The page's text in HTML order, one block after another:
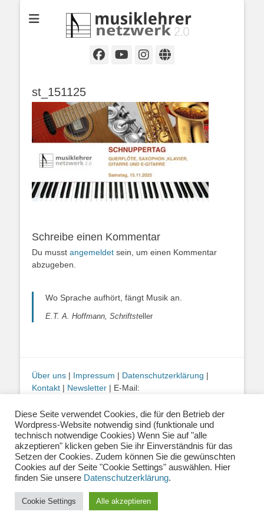
Selbständige Musikpädagoginnen und Musikpädagogen in
Wiesbaden
Facebook
YouTube
Instagram
Website
st_151125
Schreibe einen Kommentar
Du musst angemeldet sein, um einen Kommentar
abzugeben.
Wo Sprache aufhört, fängt Musik an.
E.T. A. Hoffmann, Schriftsteller
Über uns | Impressum | Datenschutzerklärung |
Kontakt | Newsletter | E-Mail:
Social Media:Mastodon|Instagram |Facebook -
Fotos auf dieser Website siehe Impressum
Copyright © 2026Musiklehrernetzwerk 2.0. Alle Rechte vorbehalten.
Catch Base vonCatch Themes
Diese Seite verwendet Cookies, die für den Betrieb der
Wordpress-Website notwendig sind (funktionale und
technisch notwendige Cookies) Wenn Sie auf "alle
akzeptieren" klicken geben Sie ihr Einverständnis für das
Setzen der Cookies. Zudem können Sie die gewünschten
Cookies auf der Seite "Cookie Settings" auswählen. Hier
finden Sie unsere Datenschutzerklärung.
Cookie Settings Alle akzeptieren